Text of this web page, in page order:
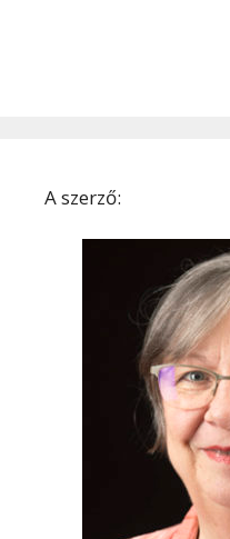
A szerző: